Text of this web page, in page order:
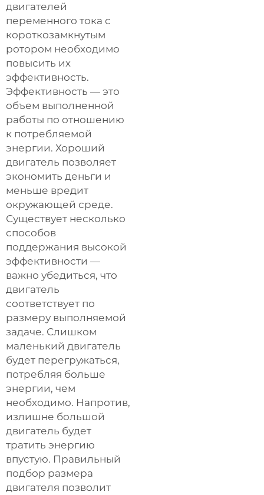
двигателей
переменного тока с
короткозамкнутым
ротором необходимо
повысить их
эффективность.
Эффективность — это
объем выполненной
работы по отношению
к потребляемой
энергии. Хороший
двигатель позволяет
экономить деньги и
меньше вредит
окружающей среде.
Существует несколько
способов
поддержания высокой
эффективности —
важно убедиться, что
двигатель
соответствует по
размеру выполняемой
задаче. Слишком
маленький двигатель
будет перегружаться,
потребляя больше
энергии, чем
необходимо. Напротив,
излишне большой
двигатель будет
тратить энергию
впустую. Правильный
подбор размера
двигателя позволит